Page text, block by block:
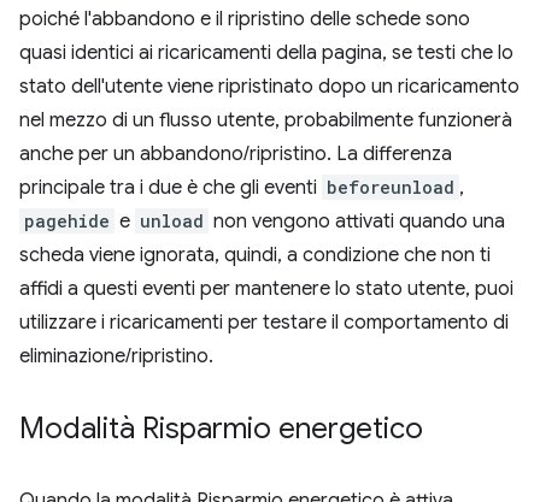
poiché l'abbandono e il ripristino delle schede sono
quasi identici ai ricaricamenti della pagina, se testi che lo
stato dell'utente viene ripristinato dopo un ricaricamento
nel mezzo di un flusso utente, probabilmente funzionerà
anche per un abbandono/ripristino. La differenza
principale tra i due è che gli eventi beforeunload ,
pagehide e unload non vengono attivati quando una
scheda viene ignorata, quindi, a condizione che non ti
affidi a questi eventi per mantenere lo stato utente, puoi
utilizzare i ricaricamenti per testare il comportamento di
eliminazione/ripristino.
Modalità Risparmio energetico